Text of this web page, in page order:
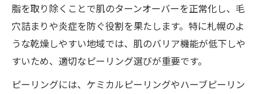
脂を取り除くことで肌のターンオーバーを正常化し、毛
穴詰まりや炎症を防ぐ役割を果たします。特に札幌のよ
うな乾燥しやすい地域では、肌のバリア機能が低下しや
すいため、適切なピーリング選びが重要です。
ピーリングには、ケミカルピーリングやハーブピーリン